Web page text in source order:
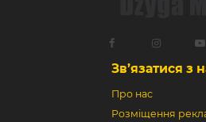
Зв’язатися з
Про нас
Розміщення